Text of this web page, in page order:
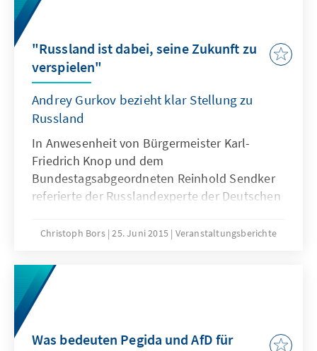
"Russland ist dabei, seine Zukunft zu
verspielen"
Andrey Gurkov bezieht klar Stellung zu
Russland
In Anwesenheit von Bürgermeister Karl-
Friedrich Knop und dem
Bundestagsabgeordneten Reinhold Sendker
referierte der Russlandexperte der Deutschen
Vortragsveranstaltung des Regionalbüros
Bürgerhauses in Oelde über Russland und
Europa.
Christoph Bors 25. Juni 2015 Veranstaltungsberichte
Was bedeuten Pegida und AfD für